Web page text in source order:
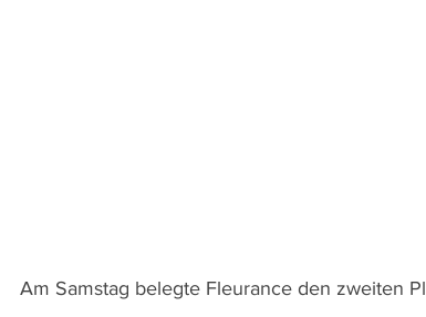
Am Samstag belegte Fleurance den zweiten